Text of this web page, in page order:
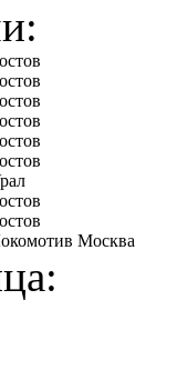
Москва